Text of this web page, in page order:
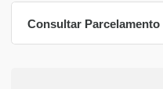
Consultar Parcelamento